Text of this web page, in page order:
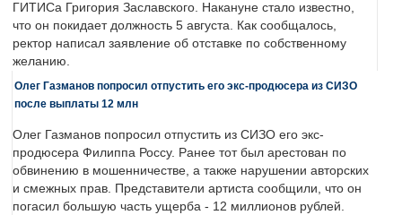
ГИТИСа Григория Заславского. Накануне стало известно,
что он покидает должность 5 августа. Как сообщалось,
ректор написал заявление об отставке по собственному
желанию.
Олег Газманов попросил отпустить его экс-продюсера из СИЗО
после выплаты 12 млн
Олег Газманов попросил отпустить из СИЗО его экс-
продюсера Филиппа Россу. Ранее тот был арестован по
обвинению в мошенничестве, а также нарушении авторских
и смежных прав. Представители артиста сообщили, что он
погасил большую часть ущерба - 12 миллионов рублей.